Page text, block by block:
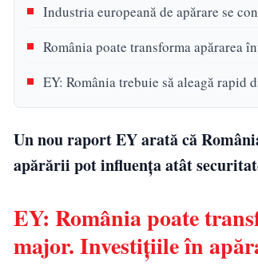
Industria europeană de apărare se
România poate transforma apărarea
EY: România trebuie să aleagă rapid
Un nou raport EY arată că
apărării pot influența atât
EY: România poate
major. Investițiile în